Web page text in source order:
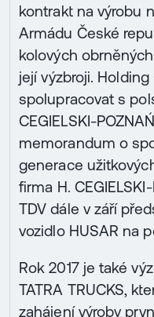
kontrakt na výrobu
Armádu České
kolových
její výzbroji. Holding
spolupracovat s
CEGIELSKI-
memorandum o
generace
firma H.
TDV dále v září
vozidlo HUSAR na
Rok 2017 je také
TATRA TRUCKS,
zahájení výroby